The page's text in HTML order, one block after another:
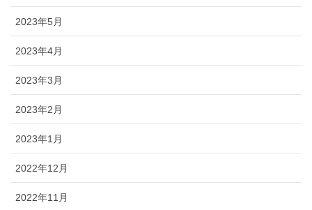
2023年5月
2023年4月
2023年3月
2023年2月
2023年1月
2022年12月
2022年11月